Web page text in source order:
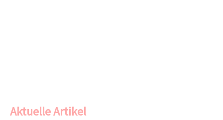
Aktuelle Artikel